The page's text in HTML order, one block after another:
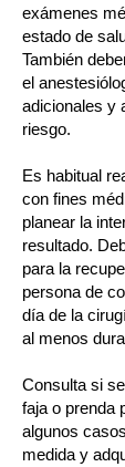
exámenes
estado de
También
el
adicionales y
riesgo.
Es habitual
con fines
planear la
resultado.
para la
persona de
día de la
al menos
Consulta si
faja o prenda
algunos
medida y